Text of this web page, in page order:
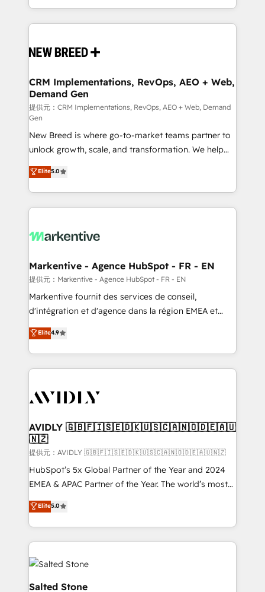
Breeze・Claude等をHubSpotと連携させ、役割定義・
革を、構想から実装・定着までPMOとして主導。「設
の統合・浸透・変革管理を実行します。 ▸ CMS戦略設
計・構築：リード獲得・CVR・SEOを前提にした情報設
計・導線設計・テンプレート設計をContent Hubで一体
提供。 ▸ 既存CRM・MAからの移行支援：Salesforce・
Marketo・Pardot等からの移行、カスタム設計、履歴
データ移行と活用設計まで。 ▸ AEO対応：ChatGPT・
ンツとサイト構造を最適化。 🏆 なぜ100incを選ぶの
か？ ✓ HubSpot Eliteパートナー認定 ✓ HubSpotアワ
ード受賞・HUGリーダー ✓ ISO27001:2022 /
HubSpot大百科 出版 CRM・AI活用に関するご相談、現
せください。
Software) and Point Success Media (Paid Media),
making this the official home for all three brands. 🔄
and system integrations powered by Globalia’s
trainers to drive platform adoption. 📈 Revenue
Generation - Full-funnel marketing and high-
performance advertising via Point Success Media. -
Expert deployment of Breeze AI and custom agents
to automate growth. 🏆 Elite Excellence - 8 platform
accreditations and deep HIPAA-compliance
expertise. - A team of 250+ experts dedicated to
your resilient growth.
CRM Implementations, RevOps, AEO + Web,
Demand Gen
提供元：CRM Implementations, RevOps, AEO + Web, Demand
Gen
New Breed is where go-to-market teams partner to
unlock growth, scale, and transformation. We help
companies activate HubSpot’s AI-powered
customer platform and operationalize HubSpot’s
Loop Marketing framework through expert-led
services, smart agents, and purpose-built apps,
results, fast. ⚙️CRM & RevOps: Align all Hubs to your
🎯Demand Gen & ABM: Drive pipeline with inbound,
ABM, AEO, SEO, & paid media. 👩‍💻Web Design:
Build high-performing websites with UX, messaging,
& conversion strategy that drive results. 🤖AI
AI, & maximize AEO with tailored AI services. 🧩
Integrations: Extend HubSpot with custom
Elite5.0
Markentive - Agence HubSpot - FR - EN
提供元：Markentive - Agence HubSpot - FR - EN
Markentive fournit des services de conseil,
d'intégration et d'agence dans la région EMEA et
North America. Avec plus de 115 experts en
marketing automation, Growth, Revops, CRM et
webdesign. Markentive is both a consulting firm, a
digital agency and an integrator. With over 115
CRM and webdesign (We focus on EMEA - USA
Elite4.9
AVIDLY 🇬🇧🇫🇮🇸🇪🇩🇰🇺🇸🇨🇦🇳🇴🇩🇪🇦🇺
🇳🇿
提供元：AVIDLY 🇬🇧🇫🇮🇸🇪🇩🇰🇺🇸🇨🇦🇳🇴🇩🇪🇦🇺🇳🇿
HubSpot’s 5x Global Partner of the Year and 2024
EMEA & APAC Partner of the Year. The world’s most
experienced and fully accredited HubSpot Solutions
Partner. 🚀 With 2,750+ HubSpot projects delivered
and 370+ specialists across EMEA, APAC and NAM,
we de-risk complex CRM programmes and
accelerate ROI across every HubSpot Hub. 🧭 From
multi-region migrations to AI-powered automation,
we turn complexity into clarity, human at global
Elite5.0
Salted Stone